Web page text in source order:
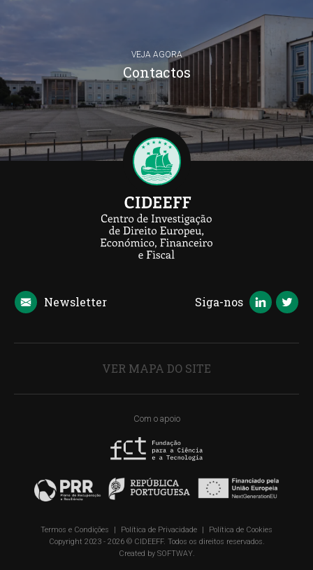
VEJA AGORA
Contactos
Newsletter Siga-nos
VER MAPA DO SITE
Com o apoio
Termos e Condições | Política de Privacidade |
Política de Cookies
Copyright 2023 - 2026 © CIDEEFF. Todos os direitos reservados.
Created by SOFTWAY.